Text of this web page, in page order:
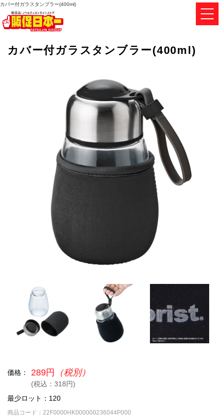
カバー付ガラスタンブラー(400ml)
カバー付ガラスタンブラー(400ml)
価格： 289円 （税別）
(税込：318円)
最少ロット：120
商品コード：22F0000HK000000236044P000